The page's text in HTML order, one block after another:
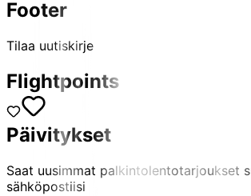
Footer
Tilaa uutiskirje
Flightpoints
Päivitykset
Saat uusimmat palkintolentotarjoukset
sähköpostiisi